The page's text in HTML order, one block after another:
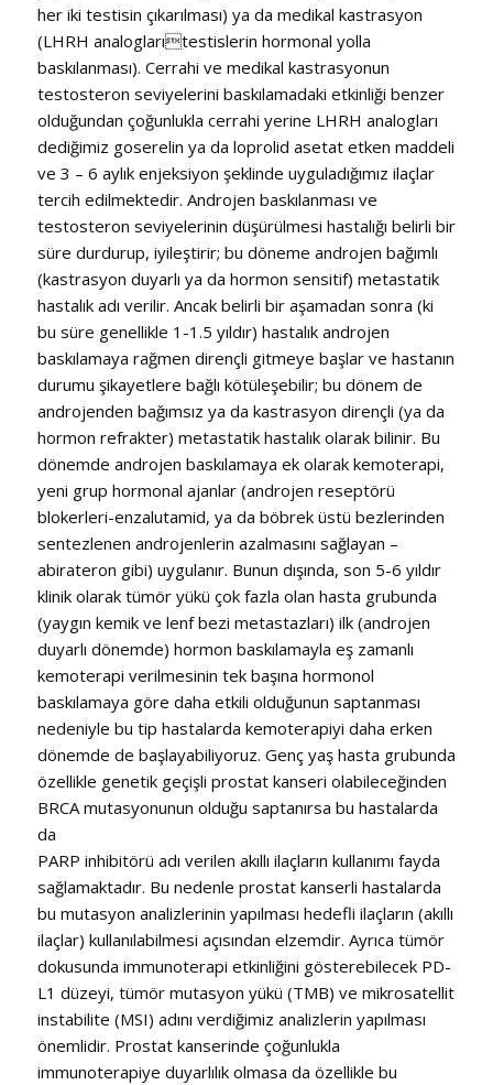
her iki testisin çıkarılması) ya da medikal kastrasyon
(LHRH analoglarıtestislerin hormonal yolla
baskılanması). Cerrahi ve medikal kastrasyonun
testosteron seviyelerini baskılamadaki etkinliği benzer
olduğundan çoğunlukla cerrahi yerine LHRH analogları
dediğimiz goserelin ya da loprolid asetat etken maddeli
ve 3 – 6 aylık enjeksiyon şeklinde uyguladığımız ilaçlar
tercih edilmektedir. Androjen baskılanması ve
testosteron seviyelerinin düşürülmesi hastalığı belirli bir
süre durdurup, iyileştirir; bu döneme androjen bağımlı
(kastrasyon duyarlı ya da hormon sensitif) metastatik
hastalık adı verilir. Ancak belirli bir aşamadan sonra (ki
bu süre genellikle 1-1.5 yıldır) hastalık androjen
baskılamaya rağmen dirençli gitmeye başlar ve hastanın
durumu şikayetlere bağlı kötüleşebilir; bu dönem de
androjenden bağımsız ya da kastrasyon dirençli (ya da
hormon refrakter) metastatik hastalık olarak bilinir. Bu
dönemde androjen baskılamaya ek olarak kemoterapi,
yeni grup hormonal ajanlar (androjen reseptörü
blokerleri-enzalutamid, ya da böbrek üstü bezlerinden
sentezlenen androjenlerin azalmasını sağlayan –
abirateron gibi) uygulanır. Bunun dışında, son 5-6 yıldır
klinik olarak tümör yükü çok fazla olan hasta grubunda
(yaygın kemik ve lenf bezi metastazları) ilk (androjen
duyarlı dönemde) hormon baskılamayla eş zamanlı
kemoterapi verilmesinin tek başına hormonol
baskılamaya göre daha etkili olduğunun saptanması
nedeniyle bu tip hastalarda kemoterapiyi daha erken
dönemde de başlayabiliyoruz. Genç yaş hasta grubunda
özellikle genetik geçişli prostat kanseri olabileceğinden
BRCA mutasyonunun olduğu saptanırsa bu hastalarda
da
PARP inhibitörü adı verilen akıllı ilaçların kullanımı fayda
sağlamaktadır. Bu nedenle prostat kanserli hastalarda
bu mutasyon analizlerinin yapılması hedefli ilaçların (akıllı
ilaçlar) kullanılabilmesi açısından elzemdir. Ayrıca tümör
dokusunda immunoterapi etkinliğini gösterebilecek PD-
L1 düzeyi, tümör mutasyon yükü (TMB) ve mikrosatellit
instabilite (MSI) adını verdiğimiz analizlerin yapılması
önemlidir. Prostat kanserinde çoğunlukla
immunoterapiye duyarlılık olmasa da özellikle bu